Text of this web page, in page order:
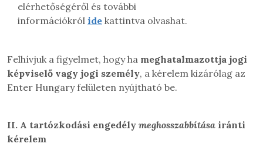
elérhetőségéről és további
információkról ide kattintva olvashat.
Felhívjuk a figyelmet, hogy ha meghatalmazottja jogi
képviselő vagy jogi személy, a kérelem kizárólag az
Enter Hungary felületen nyújtható be.
II. A tartózkodási engedély meghosszabbítása iránti
kérelem